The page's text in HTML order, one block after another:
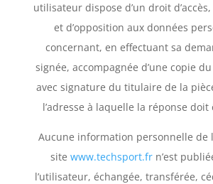
utilisateur dispose d’un droit
et d’opposition aux données
concernant, en effectuant sa
signée, accompagnée d’une copie
avec signature du titulaire de la
l’adresse à laquelle la réponse doit
Aucune information personnelle de
site www.techsport.fr n’est
l’utilisateur, échangée, transférée,